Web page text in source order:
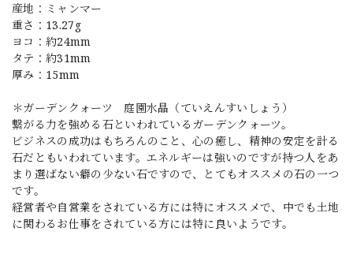
産地：ミャンマー
重さ：13.27g
ヨコ：約24mm
タテ：約31mm
厚み：15mm
＊ガーデンクォーツ 庭園水晶（ていえんすいしょう）
繋がる力を強める石といわれているガーデンクォーツ。
ビジネスの成功はもちろんのこと、心の癒し、精神の安定を計る
石だともいわれています。エネルギーは強いのですが持つ人をあ
まり選ばない癖の少ない石ですので、とてもオススメの石の一つ
です。
経営者や自営業をされている方には特にオススメで、中でも土地
に関わるお仕事をされている方には特に良いようです。